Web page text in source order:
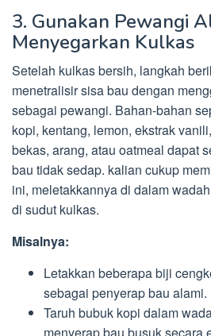
3. Gunakan Pewangi
Menyegarkan Kulkas
Setelah kulkas bersih, langkah
menetralisir sisa bau dengan
sebagai pewangi. Bahan-bahan
kopi, kentang, lemon, ekstrak
bekas, arang, atau oatmeal dapat
bau tidak sedap. kalian cukup
ini, meletakkannya di dalam
di sudut kulkas.
Misalnya:
Letakkan beberapa biji
sebagai penyerap bau alami.
Taruh bubuk kopi dalam